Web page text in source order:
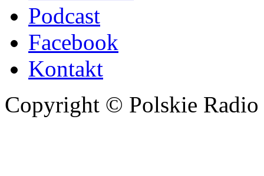
Podcast
Facebook
Kontakt
Copyright © Polskie